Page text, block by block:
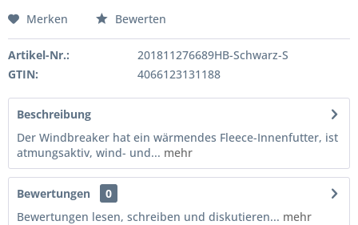
Merken Bewerten
Artikel-Nr.:
201811276689HB-Schwarz-S
GTIN:
4066123131188
Beschreibung
Der Windbreaker hat ein wärmendes Fleece-Innenfutter, ist
atmungsaktiv, wind- und... mehr
Bewertungen
0
Bewertungen lesen, schreiben und diskutieren... mehr